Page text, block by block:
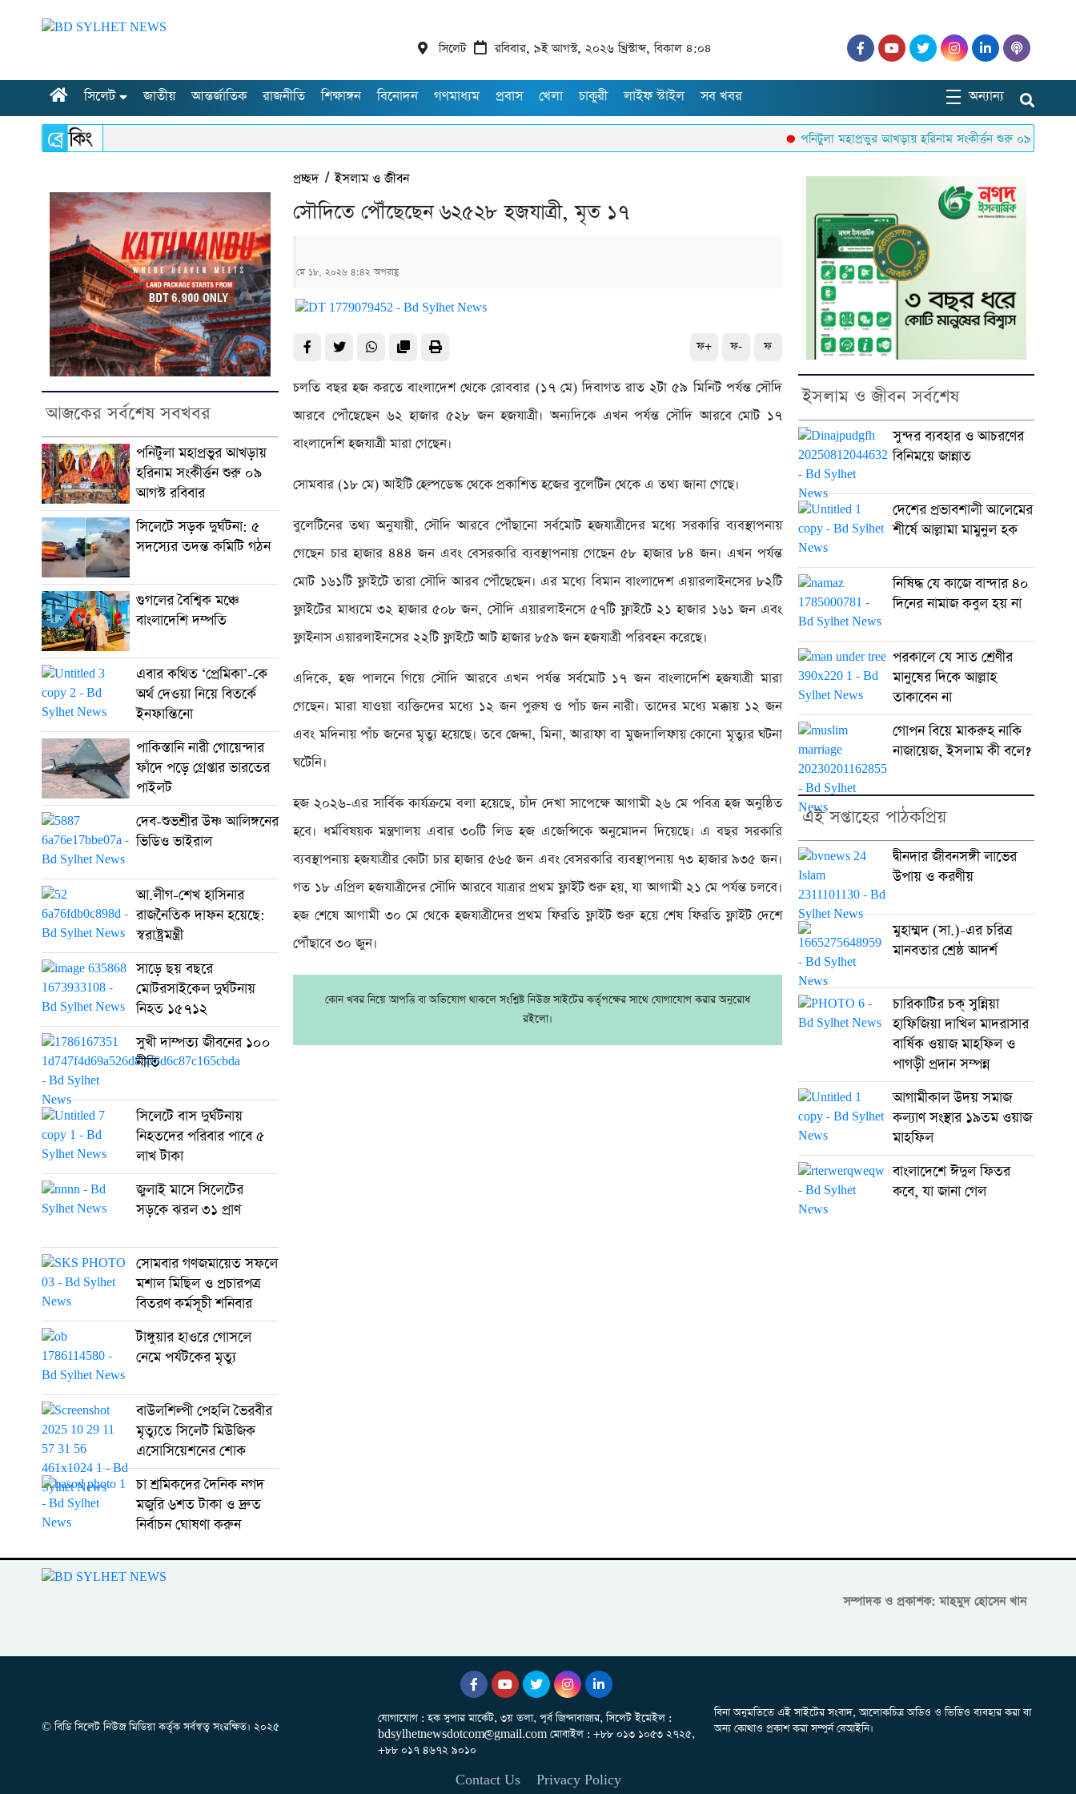
সিলেট রবিবার, ৯ই আগস্ট, ২০২৬ খ্রিস্টাব্দ, বিকাল ৪:০৪
সিলেট জাতীয় আন্তর্জাতিক রাজনীতি শিক্ষাঙ্গন বিনোদন গণমাধ্যম প্রবাস খেলা চাকুরী লাইফ স্টাইল সব খবর অন্যান্য
পনিটুলা মহাপ্রভুর আখড়ায় হরিনাম সংকীর্ত্তন শুরু ০৯ আগস্ট রবিবার
আজকের সর্বশেষ সবখবর
পনিটুলা মহাপ্রভুর আখড়ায়
হরিনাম সংকীর্ত্তন শুরু ০৯
আগস্ট রবিবার
সিলেটে সড়ক দুর্ঘটনা: ৫
সদস্যের তদন্ত কমিটি গঠন
গুগলের বৈশ্বিক মঞ্চে
বাংলাদেশি দম্পতি
এবার কথিত ‘প্রেমিকা’-কে
অর্থ দেওয়া নিয়ে বিতর্কে
ইনফান্তিনো
পাকিস্তানি নারী গোয়েন্দার
ফাঁদে পড়ে গ্রেপ্তার ভারতের
পাইলট
দেব-শুভশ্রীর উষ্ণ আলিঙ্গনের
ভিডিও ভাইরাল
আ.লীগ-শেখ হাসিনার
রাজনৈতিক দাফন হয়েছে:
স্বরাষ্ট্রমন্ত্রী
সাড়ে ছয় বছরে
মোটরসাইকেল দুর্ঘটনায়
নিহত ১৫৭১২
সুখী দাম্পত্য জীবনের ১০০
নীতি
সিলেটে বাস দুর্ঘটনায়
নিহতদের পরিবার পাবে ৫
লাখ টাকা
জুলাই মাসে সিলেটের
সড়কে ঝরল ৩১ প্রাণ
সোমবার গণজমায়েত সফলে
মশাল মিছিল ও প্রচারপত্র
বিতরণ কর্মসূচী শনিবার
টাঙ্গুয়ার হাওরে গোসলে
নেমে পর্যটকের মৃত্যু
বাউলশিল্পী পেহলি ভৈরবীর
মৃত্যুতে সিলেট মিউজিক
এসোসিয়েশনের শোক
চা শ্রমিকদের দৈনিক নগদ
মজুরি ৬শত টাকা ও দ্রুত
নির্বাচন ঘোষণা করুন
প্রচ্ছদ/ইসলাম ও জীবন
সৌদিতে পৌঁছেছেন ৬২৫২৮ হজযাত্রী, মৃত ১৭
মে ১৮, ২০২৬ ৪:৪২ অপরাহ্ণ
ফ+ ফ- ফ
চলতি বছর হজ করতে বাংলাদেশ থেকে রোববার (১৭ মে) দিবাগত রাত ২টা ৫৯ মিনিট পর্যন্ত সৌদি
আরবে পৌঁছেছেন ৬২ হাজার ৫২৮ জন হজযাত্রী। অন্যদিকে এখন পর্যন্ত সৌদি আরবে মোট ১৭
বাংলাদেশি হজযাত্রী মারা গেছেন।
সোমবার (১৮ মে) আইটি হেল্পডেস্ক থেকে প্রকাশিত হজের বুলেটিন থেকে এ তথ্য জানা গেছে।
বুলেটিনের তথ্য অনুযায়ী, সৌদি আরবে পৌঁছানো সর্বমোট হজযাত্রীদের মধ্যে সরকারি ব্যবস্থাপনায়
গেছেন চার হাজার ৪৪৪ জন এবং বেসরকারি ব্যবস্থাপনায় গেছেন ৫৮ হাজার ৮৪ জন। এখন পর্যন্ত
মোট ১৬১টি ফ্লাইটে তারা সৌদি আরব পৌঁছেছেন। এর মধ্যে বিমান বাংলাদেশ এয়ারলাইনসের ৮২টি
ফ্লাইটের মাধ্যমে ৩২ হাজার ৫০৮ জন, সৌদি এয়ারলাইনসে ৫৭টি ফ্লাইটে ২১ হাজার ১৬১ জন এবং
ফ্লাইনাস এয়ারলাইনসের ২২টি ফ্লাইটে আট হাজার ৮৫৯ জন হজযাত্রী পরিবহন করেছে।
এদিকে, হজ পালনে গিয়ে সৌদি আরবে এখন পর্যন্ত সর্বমোট ১৭ জন বাংলাদেশি হজযাত্রী মারা
গেছেন। মারা যাওয়া ব্যক্তিদের মধ্যে ১২ জন পুরুষ ও পাঁচ জন নারী। তাদের মধ্যে মক্কায় ১২ জন
এবং মদিনায় পাঁচ জনের মৃত্যু হয়েছে। তবে জেদ্দা, মিনা, আরাফা বা মুজদালিফায় কোনো মৃত্যুর ঘটনা
ঘটেনি।
হজ ২০২৬-এর সার্বিক কার্যক্রমে বলা হয়েছে, চাঁদ দেখা সাপেক্ষে আগামী ২৬ মে পবিত্র হজ অনুষ্ঠিত
হবে। ধর্মবিষয়ক মন্ত্রণালয় এবার ৩০টি লিড হজ এজেন্সিকে অনুমোদন দিয়েছে। এ বছর সরকারি
ব্যবস্থাপনায় হজযাত্রীর কোটা চার হাজার ৫৬৫ জন এবং বেসরকারি ব্যবস্থাপনায় ৭৩ হাজার ৯৩৫ জন।
গত ১৮ এপ্রিল হজযাত্রীদের সৌদি আরবে যাত্রার প্রথম ফ্লাইট শুরু হয়, যা আগামী ২১ মে পর্যন্ত চলবে।
হজ শেষে আগামী ৩০ মে থেকে হজযাত্রীদের প্রথম ফিরতি ফ্লাইট শুরু হয়ে শেষ ফিরতি ফ্লাইট দেশে
পৌঁছাবে ৩০ জুন।
কোন খবর নিয়ে আপত্তি বা অভিযোগ থাকলে সংশ্লিষ্ট নিউজ সাইটের কর্তৃপক্ষের সাথে যোগাযোগ করার অনুরোধ
রইলো।
ইসলাম ও জীবন সর্বশেষ
সুন্দর ব্যবহার ও আচরণের
বিনিময়ে জান্নাত
দেশের প্রভাবশালী আলেমের
শীর্ষে আল্লামা মামুনুল হক
নিষিদ্ধ যে কাজে বান্দার ৪০
দিনের নামাজ কবুল হয় না
পরকালে যে সাত শ্রেণীর
মানুষের দিকে আল্লাহ
তাকাবেন না
গোপন বিয়ে মাকরুহ নাকি
নাজায়েজ, ইসলাম কী বলে?
এই সপ্তাহের পাঠকপ্রিয়
দ্বীনদার জীবনসঙ্গী লাভের
উপায় ও করণীয়
মুহাম্মদ (সা.)-এর চরিত্র
মানবতার শ্রেষ্ঠ আদর্শ
চারিকাটির চক্ সুন্নিয়া
হাফিজিয়া দাখিল মাদরাসার
বার্ষিক ওয়াজ মাহফিল ও
পাগড়ী প্রদান সম্পন্ন
আগামীকাল উদয় সমাজ
কল্যাণ সংস্থার ১৯তম ওয়াজ
মাহফিল
বাংলাদেশে ঈদুল ফিতর
কবে, যা জানা গেল
সম্পাদক ও প্রকাশক: মাহমুদ হোসেন খান
© বিডি সিলেট নিউজ মিডিয়া কর্তৃক সর্বস্বত্ব সংরক্ষিত। ২০২৫
যোগাযোগ : হক সুপার মার্কেট, ৩য় তলা, পূর্ব জিন্দাবাজার, সিলেট ইমেইল :
bdsylhetnewsdotcom@gmail.com মোবাইল : +৮৮ ০১৩ ১০৫৩ ২৭২৫,
+৮৮ ০১৭ ৪৬৭২ ৯০১০
Contact Us Privacy Policy
বিনা অনুমতিতে এই সাইটের সংবাদ, আলোকচিত্র অডিও ও ভিডিও ব্যবহার করা বা
অন্য কোথাও প্রকাশ করা সম্পুর্ন বেআইনি।